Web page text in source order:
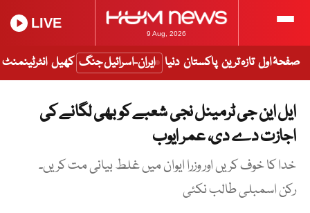
9 Aug, 2026
LIVE
صفحۂ اول تازہ ترین پاکستان دنیا ایران-اسرائیل جنگ کھیل انٹرٹینمنٹ
ایل این جی ٹرمینل نجی شعبے کو بھی لگانے کی
اجازت دے دی، عمر ایوب
خدا کا خوف کریں اور وزرا ایوان میں غلط بیانی مت کریں۔
رکن اسمبلی طالب نکئی